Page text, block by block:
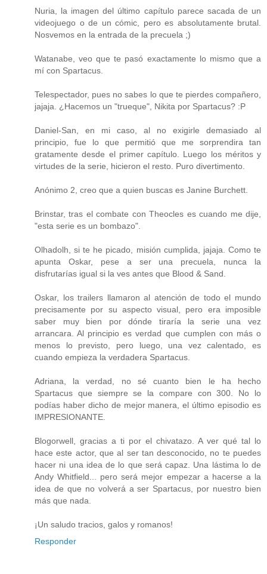
Nuria, la imagen del último capítulo parece sacada de un
videojuego o de un cómic, pero es absolutamente brutal.
Nosvemos en la entrada de la precuela ;)
Watanabe, veo que te pasó exactamente lo mismo que a
mí con Spartacus.
Telespectador, pues no sabes lo que te pierdes compañero,
jajaja. ¿Hacemos un "trueque", Nikita por Spartacus? :P
Daniel-San, en mi caso, al no exigirle demasiado al
principio, fue lo que permitió que me sorprendira tan
gratamente desde el primer capítulo. Luego los méritos y
virtudes de la serie, hicieron el resto. Puro divertimento.
Anónimo 2, creo que a quien buscas es Janine Burchett.
Brinstar, tras el combate con Theocles es cuando me dije,
"esta serie es un bombazo".
Olhadolh, si te he picado, misión cumplida, jajaja. Como te
apunta Oskar, pese a ser una precuela, nunca la
disfrutarías igual si la ves antes que Blood & Sand.
Oskar, los trailers llamaron al atención de todo el mundo
precisamente por su aspecto visual, pero era imposible
saber muy bien por dónde tiraría la serie una vez
arrancara. Al principio es verdad que cumplen con más o
menos lo previsto, pero luego, una vez calentado, es
cuando empieza la verdadera Spartacus.
Adriana, la verdad, no sé cuanto bien le ha hecho
Spartacus que siempre se la compare con 300. No lo
podías haber dicho de mejor manera, el último episodio es
IMPRESIONANTE.
Blogorwell, gracias a ti por el chivatazo. A ver qué tal lo
hace este actor, que al ser tan desconocido, no te puedes
hacer ni una idea de lo que será capaz. Una lástima lo de
Andy Whitfield... pero será mejor empezar a hacerse a la
idea de que no volverá a ser Spartacus, por nuestro bien
más que nada.
¡Un saludo tracios, galos y romanos!
Responder